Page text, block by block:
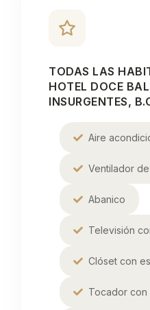
TODAS LAS
HOTEL DOCE
INSURGENTES,
Aire
Ventilador
Abanico
Televisión
Clóset con
Tocador con